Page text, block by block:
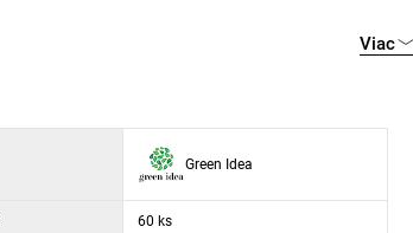
Viac
Green Idea
60 ks